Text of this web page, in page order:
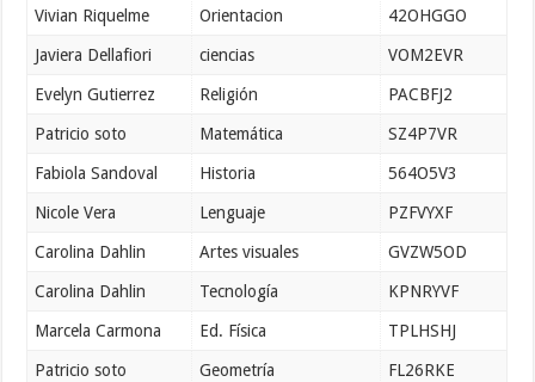
Vivian Riquelme Orientacion 42OHGGO
Javiera Dellafiori ciencias VOM2EVR
Evelyn Gutierrez Religión PACBFJ2
Patricio soto Matemática SZ4P7VR
Fabiola Sandoval Historia 564O5V3
Nicole Vera Lenguaje PZFVYXF
Carolina Dahlin Artes visuales GVZW5OD
Carolina Dahlin Tecnología KPNRYVF
Marcela Carmona Ed. Física TPLHSHJ
Patricio soto Geometría FL26RKE